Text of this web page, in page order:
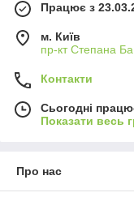
Працює з
м. Київ
пр-кт Степана
Контакти
Сьогодні
Показати весь
Про нас